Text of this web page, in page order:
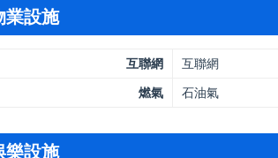
業設施
互聯網
互聯網
燃氣
石油氣
樂設施